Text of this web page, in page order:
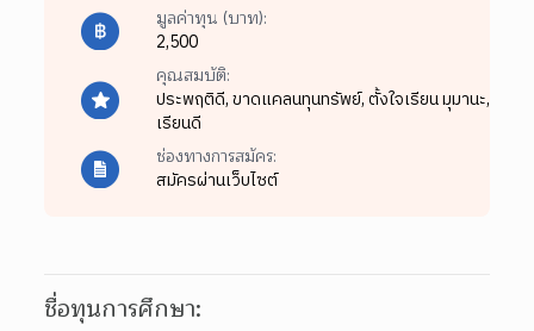
มูลค่าทุน (บาท):
2,500
คุณสมบัติ:
ประพฤติดี,ขาดแคลนทุนทรัพย์,ตั้งใจเรียน มุมานะ,
เรียนดี
ช่องทางการสมัคร:
สมัครผ่านเว็บไซต์
ชื่อทุนการศึกษา: